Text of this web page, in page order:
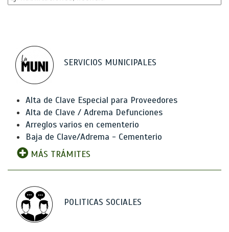
SERVICIOS MUNICIPALES
Alta de Clave Especial para Proveedores
Alta de Clave / Adrema Defunciones
Arreglos varios en cementerio
Baja de Clave/Adrema - Cementerio
MÁS TRÁMITES
POLITICAS SOCIALES